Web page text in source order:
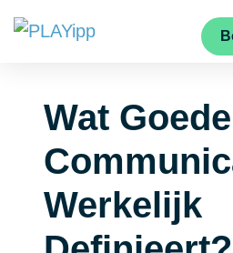
Wat
Werkelijk